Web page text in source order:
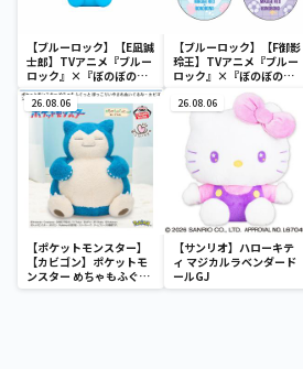
【ブルーロック】【E凪誠
士郎】TVアニメ『ブルー
ロック』×『ぼのぼの』
ぷにぷにソフビフィギュ
ア
【ブルーロック】【F御影
玲王】TVアニメ『ブルー
ロック』×『ぼのぼの』
レンチキュラーキーホル
ダー
26.08.06
【ポケットモンスター】
【カビゴン】ポケットモ
ンスター めちゃもふぐっ
と ほっこりいやされぬい
26.08.06
【サンリオ】ハローキテ
ィ マジカルラベンダード
ールGJ